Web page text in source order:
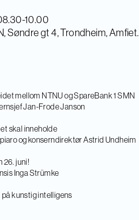
10.00
Søndre gt 4, Trondheim, Amfiet.
mellom NTNU og SpareBank 1 SMN
Jan-Frode Janson
skal inneholde
og konserndirektør Astrid Undheim
26. juni!
Inga Strümke
kunstig intelligens